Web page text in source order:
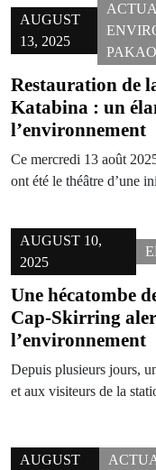
AUGUST
13, 2025
PAKAO
Restauration de
Katabina : un
l’environnement
Ce mercredi 13 août
ont été le théâtre d’une
AUGUST 10,
2025
Une hécatombe
Cap-Skirring
l’environnement
Depuis plusieurs jours,
et aux visiteurs de la
AUGUST